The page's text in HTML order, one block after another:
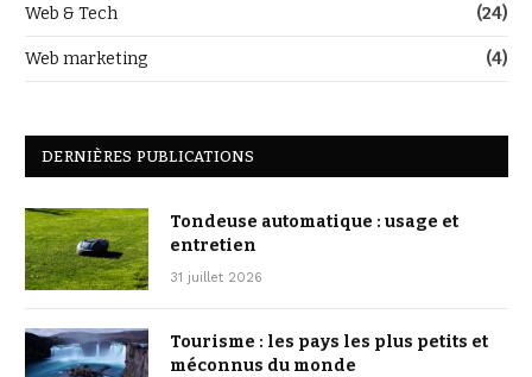
Web & Tech (24)
Web marketing (4)
DERNIÈRES PUBLICATIONS
Tondeuse automatique : usage et
entretien
31 juillet 2026
Tourisme : les pays les plus petits et
méconnus du monde